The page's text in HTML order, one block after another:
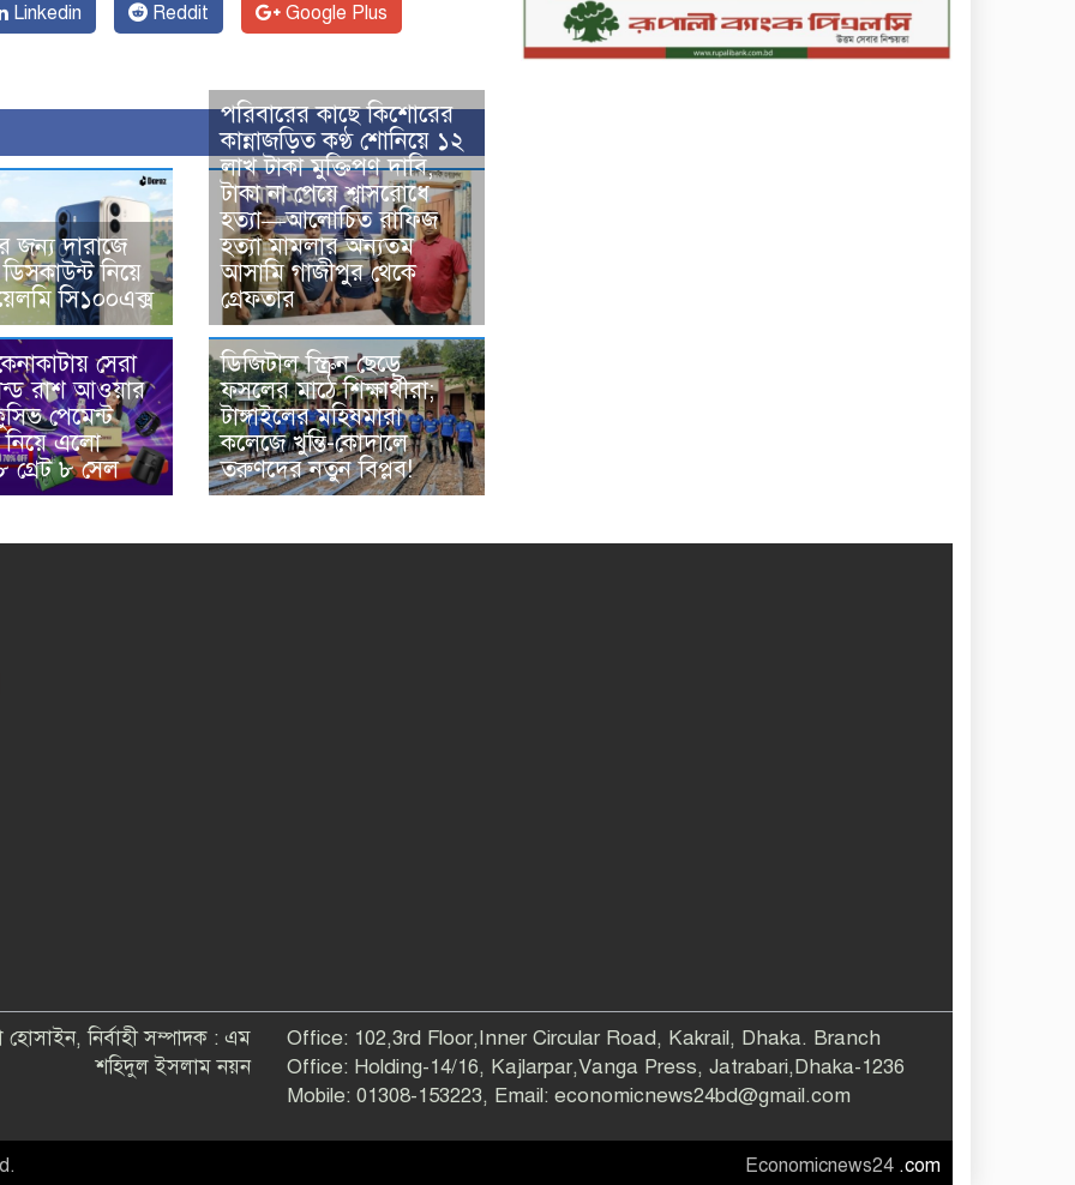
Linkedin Reddit Google Plus
জন্য দারাজে
নিয়ে
সি১০০এক্স
পরিবারের কাছে কিশোরের
কান্নাজড়িত কণ্ঠ শোনিয়ে ১২
লাখ টাকা মুক্তিপণ দাবি,
টাকা না পেয়ে শ্বাসরোধে
হত্যা—আলোচিত রাফিজ
হত্যা মামলার অন্যতম
আসামি গাজীপুর থেকে
গ্রেফতার
সেরা
রাশ আওয়ার
পেমেন্ট
নিয়ে এলো
গ্রেট ৮ সেল
ডিজিটাল স্ক্রিন ছেড়ে
ফসলের মাঠে শিক্ষার্থীরা;
টাঙ্গাইলের মহিষমারা
কলেজে খুন্তি-কোদালে
তরুণদের নতুন বিপ্লব!
নির্বাহী সম্পাদক : এম
শহিদুল ইসলাম নয়ন
Office: 102,3rd Floor,Inner Circular Road, Kakrail, Dhaka. Branch
Office: Holding-14/16, Kajlarpar,Vanga Press, Jatrabari,Dhaka-1236
Mobile: 01308-153223, Email: economicnews24bd@gmail.com
Economicnews24 .com